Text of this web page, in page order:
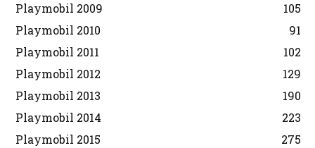
Playmobil 2009
105
Playmobil 2010
91
Playmobil 2011
102
Playmobil 2012
129
Playmobil 2013
190
Playmobil 2014
223
Playmobil 2015
275